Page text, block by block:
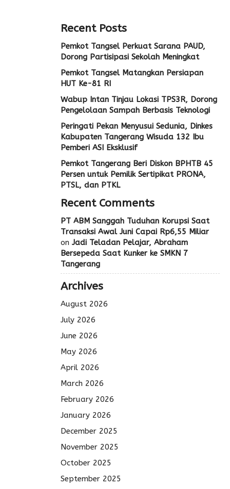
Recent Posts
Pemkot Tangsel Perkuat Sarana PAUD,
Dorong Partisipasi Sekolah Meningkat
Pemkot Tangsel Matangkan Persiapan
HUT Ke-81 RI
Wabup Intan Tinjau Lokasi TPS3R, Dorong
Pengelolaan Sampah Berbasis Teknologi
Peringati Pekan Menyusui Sedunia, Dinkes
Kabupaten Tangerang Wisuda 132 Ibu
Pemberi ASI Eksklusif
Pemkot Tangerang Beri Diskon BPHTB 45
Persen untuk Pemilik Sertipikat PRONA,
PTSL, dan PTKL
Recent Comments
PT ABM Sanggah Tuduhan Korupsi Saat
Transaksi Awal Juni Capai Rp6,55 Miliar
on Jadi Teladan Pelajar, Abraham
Bersepeda Saat Kunker ke SMKN 7
Tangerang
Archives
August 2026
July 2026
June 2026
May 2026
April 2026
March 2026
February 2026
January 2026
December 2025
November 2025
October 2025
September 2025